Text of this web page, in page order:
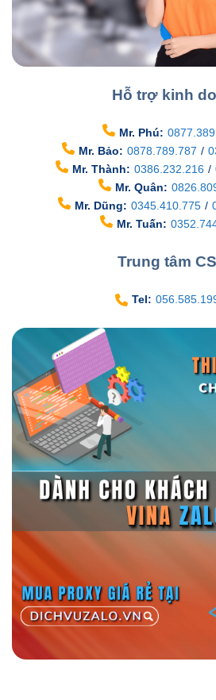
Hỗ trợ kinh
Mr. Phú:
Mr. Bảo: 0878.789.787 /
Mr. Thành: 0386.232.216 /
Mr. Quân:
Mr. Dũng: 0345.410.775 /
Mr. Tuấn:
Trung tâm
Tel: